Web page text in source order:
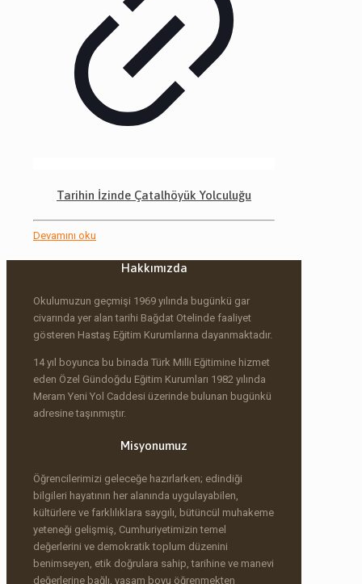
Tarihin İzinde Çatalhöyük Yolculuğu
Devamını oku
Hakkımızda
Okulumuzun geçmişi 1969 yılında bugünkü gar
civarında yer alan tarihi Bağdat Otelinde faaliyet
gösteren Hastaş Eğitim Kurumlarına dayanmaktadır.
14 yıl boyunca bu binada Türk Milli Eğitimine hizmet
eden Özel Gündoğdu Eğitim Kurumları 1982 yılında
Meram Yeni Yol Caddesi üzerinde bulunan bugünkü
adresine taşınmıştır.
Misyonumuz
Öğrencilerimizi geleceğe hazırlarken; edindiği
bilgileri hayatının her alanında uygulayabilen,
kültürlere ve farklılıklara saygılı, bütüncül muhakeme
yeteneği gelişmiş, Cumhuriyetimizin temel
değerlerini ve demokratik toplum düzenini
benimseyen, etik doğrulara sahip, tarihine ve manevi
değerlerine bağlı, yaşam boyu öğrenmekten